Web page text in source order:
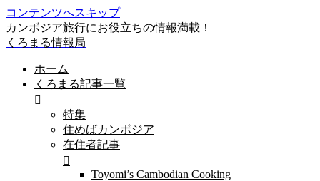
コンテンツへスキップ
カンボジア旅行にお役立ちの情報満載！
くろまる情報局
ホーム
くろまる記事一覧
特集
住めばカンボジア
在住者記事
Toyomi’s Cambodian Cooking